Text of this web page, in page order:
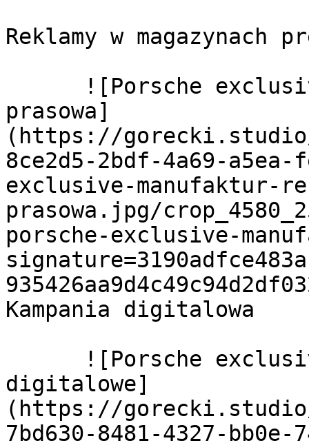
Reklamy w magazynach
prasowa]
(https://
8ce2d5-2bdf-4a69-a5ea-
exclusive-manufaktur-
prasowa.jpg/
porsche-exclusive-
Kampania digitalowa
digitalowe]
(https://
7bd630-8481-4327-